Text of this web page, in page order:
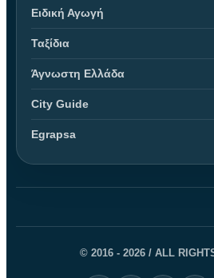
Ειδική Αγωγή
Ταξίδια
Άγνωστη Ελλάδα
City Guide
Egrapsa
© 2016 - 2026 / ALL